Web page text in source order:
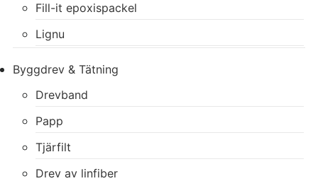
Fill-it epoxispackel
Lignu
Byggdrev & Tätning
Drevband
Papp
Tjärfilt
Drev av linfiber